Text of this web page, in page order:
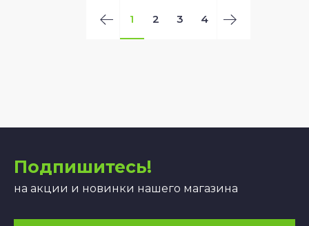
1 2 3 4
Подпишитесь!
на акции и новинки нашего магазина